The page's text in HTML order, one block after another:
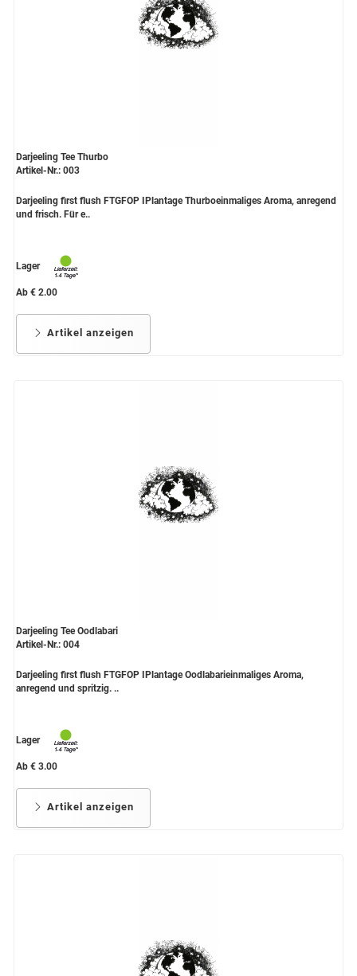
Darjeeling Tee Thurbo
Artikel-Nr.: 003
Darjeeling first flush FTGFOP IPlantage Thurboeinmaliges Aroma, anregend
und frisch. Für e..
Lager
Ab € 2.00
Artikel anzeigen
Darjeeling Tee Oodlabari
Artikel-Nr.: 004
Darjeeling first flush FTGFOP IPlantage Oodlabarieinmaliges Aroma,
anregend und spritzig. ..
Lager
Ab € 3.00
Artikel anzeigen